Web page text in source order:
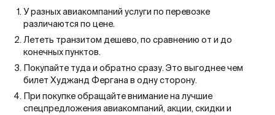
У разных авиакомпаний услуги по перевозке
различаются по цене.
Лететь транзитом дешево, по сравнению от и до
конечных пунктов.
Покупайте туда и обратно сразу. Это выгоднее чем
билет Худжанд Фергана в одну сторону.
При покупке обращайте внимание на лучшие
спецпредложения авиакомпаний, акции, скидки и